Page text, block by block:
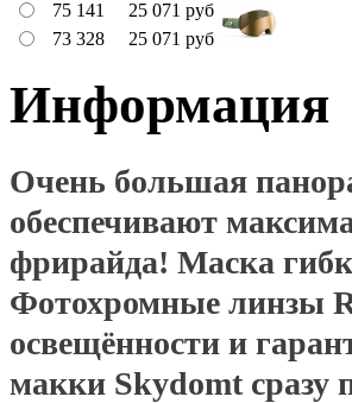
75 141
25 071 руб
73 328
25 071 руб
Информация
Очень большая
обеспечивают
фрирайда! Маска
Фотохромные линзы
освещённости и
макки Skydomt сразу